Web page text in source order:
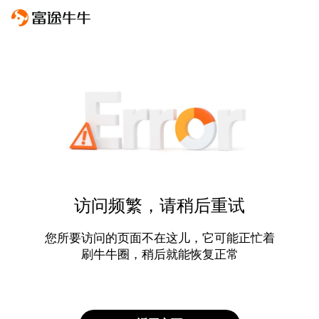
访问频繁，请稍后重试
您所要访问的页面不在这儿，它可能正忙着
刷牛牛圈，稍后就能恢复正常